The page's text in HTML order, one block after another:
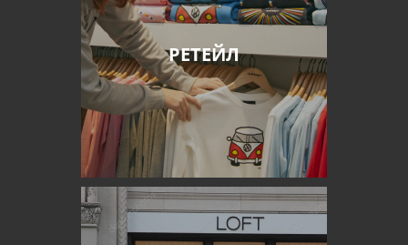
РЕТЕЙЛ